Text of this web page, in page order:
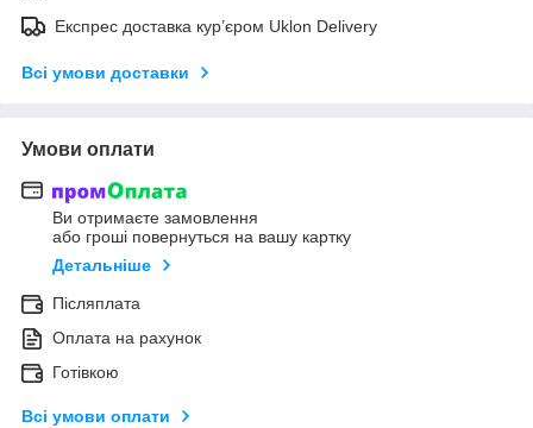
Експрес доставка кур’єром Uklon Delivery
Всі умови доставки
Умови оплати
Ви отримаєте замовлення
або гроші повернуться на вашу картку
Детальніше
Післяплата
Оплата на рахунок
Готівкою
Всі умови оплати